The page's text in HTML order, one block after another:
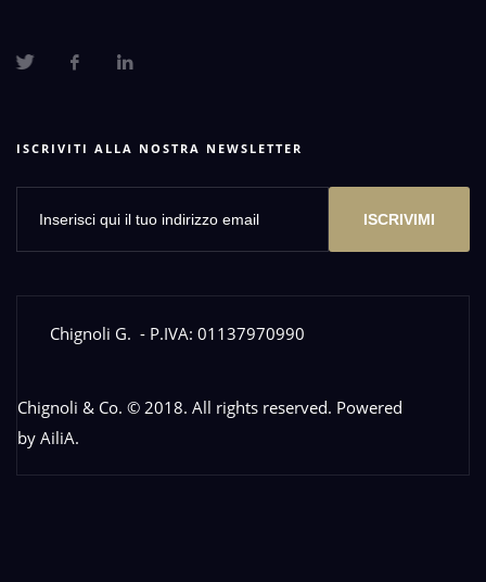
ISCRIVITI ALLA NOSTRA NEWSLETTER
ISCRIVIMI
Chignoli G. - P.IVA: 01137970990
Chignoli & Co. © 2018. All rights reserved. Powered
by AiliA.